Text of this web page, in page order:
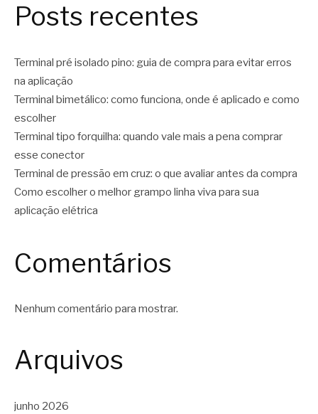
Posts recentes
Terminal pré isolado pino: guia de compra para evitar erros
na aplicação
Terminal bimetálico: como funciona, onde é aplicado e como
escolher
Terminal tipo forquilha: quando vale mais a pena comprar
esse conector
Terminal de pressão em cruz: o que avaliar antes da compra
Como escolher o melhor grampo linha viva para sua
aplicação elétrica
Comentários
Nenhum comentário para mostrar.
Arquivos
junho 2026